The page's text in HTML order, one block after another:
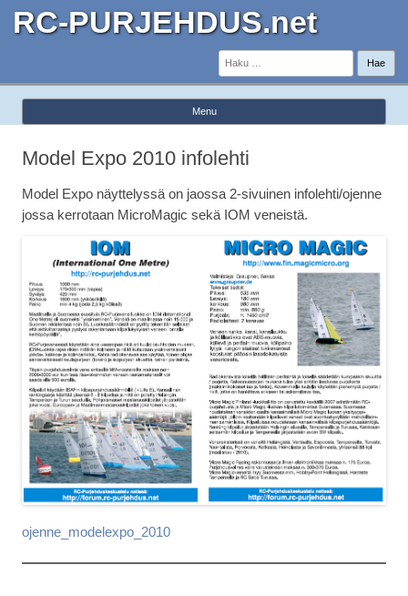
RC-PURJEHDUS.net
Haku:
Menu
Model Expo 2010 infolehti
Model Expo näyttelyssä on jaossa 2-sivuinen infolehti/ojenne
jossa kerrotaan MicroMagic sekä IOM veneistä.
ojenne_modelexpo_2010